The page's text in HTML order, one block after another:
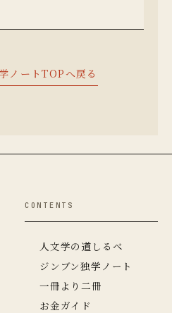
ノートTOPへ戻る
CONTENTS
人文学の道しるべ
ジンブン独学ノート
一冊より二冊
お金ガイド